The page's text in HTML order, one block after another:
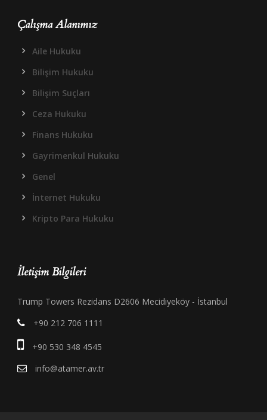
Çalışma Alanımız
Aile Hukuku
Bilişim Hukuku
Bilişim Suçları
Ceza Hukuku
Finans Hukuku
Gayrimenkul Hukuku
Genel
İnternet Hukuku
Kripto Para Hukuku
İletişim Bilgileri
Trump Towers Rezidans D2606 Mecidiyeköy - İstanbul
+90 212 706 1111
+90 530 348 4545
info@atamer.av.tr